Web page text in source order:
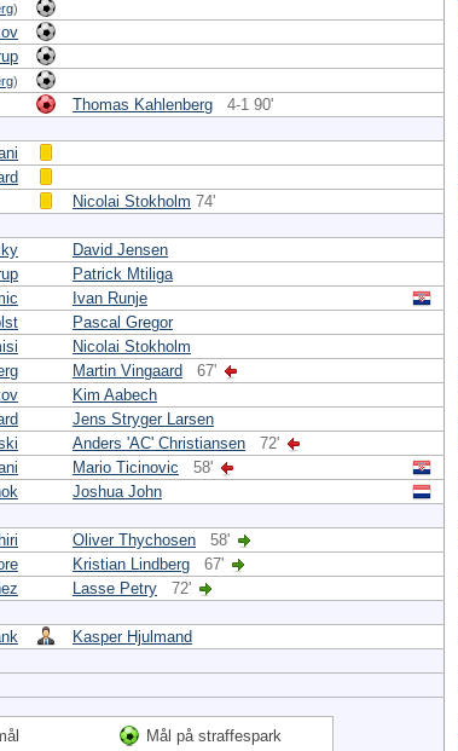
)
)
Thomas Kahlenberg 4-1 90'
Nicolai Stokholm 74'
David Jensen
Patrick Mtiliga
Ivan Runje
Pascal Gregor
Nicolai Stokholm
Martin Vingaard
67'
Kim Aabech
Jens Stryger Larsen
Anders 'AC' Christiansen
72'
Mario Ticinovic
58'
Joshua John
Oliver Thychosen
58'
Kristian Lindberg
67'
Lasse Petry 72'
Kasper Hjulmand
Mål på straffespark